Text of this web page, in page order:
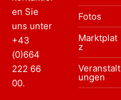
en Sie
uns unter
+43
(0)664
222 66
00.
Fotos
Marktplat
z
Veranstalt
ungen